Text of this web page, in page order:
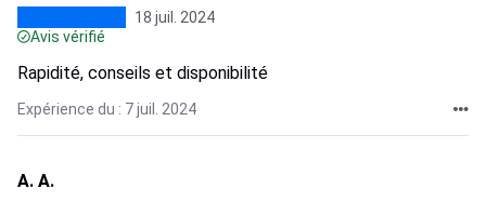
18 juil. 2024
Avis vérifié
Rapidité, conseils et disponibilité
Expérience du : 7 juil. 2024
A. A.